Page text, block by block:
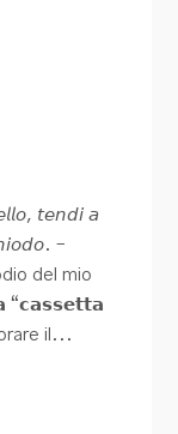
𝘵𝘦𝘯𝘥𝘪 𝘢
–
del mio
“𝗰𝗮𝘀𝘀𝗲𝘁𝘁𝗮
il...